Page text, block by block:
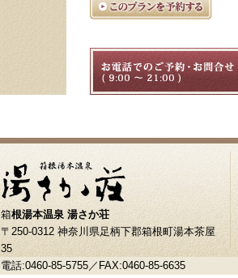
箱根湯本温泉 湯さか荘
〒250-0312 神奈川県足柄下郡箱根町湯本茶屋
35
電話:0460-85-5755／FAX:0460-85-6635